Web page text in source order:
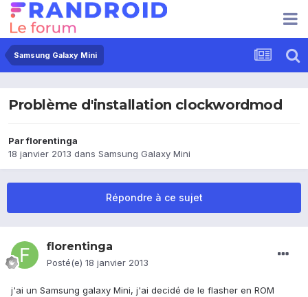
Samsung Galaxy Mini
Problème d'installation clockwordmod
Parflorentinga
18 janvier 2013 dans Samsung Galaxy Mini
Répondre à ce sujet
florentinga
Posté(e) 18 janvier 2013
j'ai un Samsung galaxy Mini, j'ai decidé de le flasher en ROM